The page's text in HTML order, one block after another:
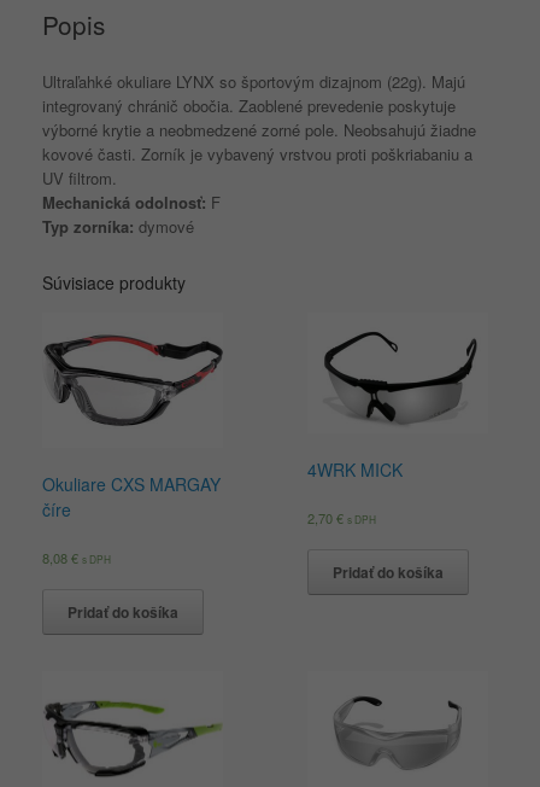
Popis
Ultraľahké okuliare LYNX so športovým dizajnom (22g). Majú
integrovaný chránič obočia. Zaoblené prevedenie poskytuje
výborné krytie a neobmedzené zorné pole. Neobsahujú žiadne
kovové časti. Zorník je vybavený vrstvou proti poškriabaniu a
UV filtrom.
Mechanická odolnosť: F
Typ zorníka: dymové
Súvisiace produkty
Okuliare CXS MARGAY
číre
8,08€ s DPH
Pridať do košíka
4WRK MICK
2,70€ s DPH
Pridať do košíka